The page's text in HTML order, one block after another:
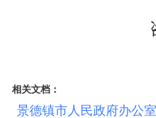
相关文档：
景德镇市人民政府办公